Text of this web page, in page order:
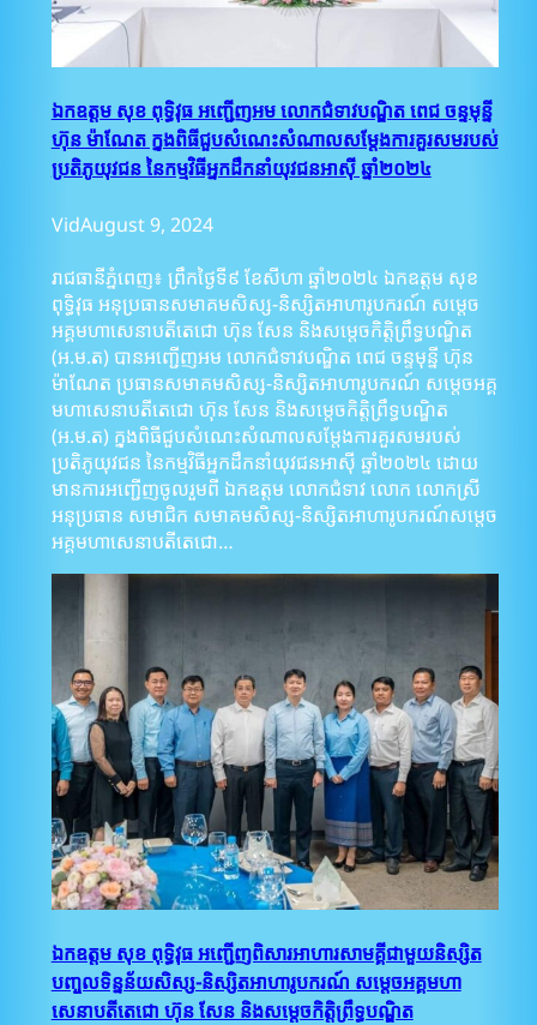
ឯកឧត្តម សុខ ពុទ្ធិវុធ អញ្ជើញអម លោកជំទាវបណ្ឌិត ពេជ ចន្ទមុន្នី
ហ៊ុន ម៉ាណែត ក្នុងពិធីជួបសំណេះសំណាលសម្ដែងការគួរសមរបស់
ប្រតិភូយុវជន នៃកម្មវិធីអ្នកដឹកនាំយុវជនអាស៊ី ឆ្នាំ២០២៤
VidAugust 9, 2024
រាជធានីភ្នំពេញ៖ ព្រឹកថ្ងៃទី៩ ខែសីហា ឆ្នាំ២០២៤ ឯកឧត្តម សុខ
ពុទ្ធិវុធ អនុប្រធានសមាគមសិស្ស-និស្សិតអាហារូបករណ៍ សម្តេច
អគ្គមហាសេនាបតីតេជោ ហ៊ុន សែន និងសម្ដេចកិត្តិព្រឹទ្ធបណ្ឌិត
(អ.ម.ត) បានអញ្ជើញអម លោកជំទាវបណ្ឌិត ពេជ ចន្ទមុន្នី ហ៊ុន
ម៉ាណែត ប្រធានសមាគមសិស្ស-និស្សិតអាហារូបករណ៍ សម្តេចអគ្គ
មហាសេនាបតីតេជោ ហ៊ុន សែន និងសម្ដេចកិត្តិព្រឹទ្ធបណ្ឌិត
(អ.ម.ត) ក្នុងពិធីជួបសំណេះសំណាលសម្ដែងការគួរសមរបស់
ប្រតិភូយុវជន នៃកម្មវិធីអ្នកដឹកនាំយុវជនអាស៊ី ឆ្នាំ២០២៤ ដោយ
មានការអញ្ជើញចូលរួមពី ឯកឧត្តម លោកជំទាវ លោក លោកស្រី
អនុប្រធាន សមាជិក សមាគមសិស្ស-និស្សិតអាហារូបករណ៍សម្តេច
អគ្គមហាសេនាបតីតេជោ…
ឯកឧត្តម សុខ ពុទ្ធិវុធ អញ្ជើញពិសារអាហារសាមគ្គីជាមួយនិស្សិត
បញ្ចូលទិន្នន័យសិស្ស-និស្សិតអាហារូបករណ៍ សម្តេចអគ្គមហា
សេនាបតីតេជោ ហ៊ុន សែន និងសម្តេចកិត្តិព្រឹទ្ធបណ្ឌិត